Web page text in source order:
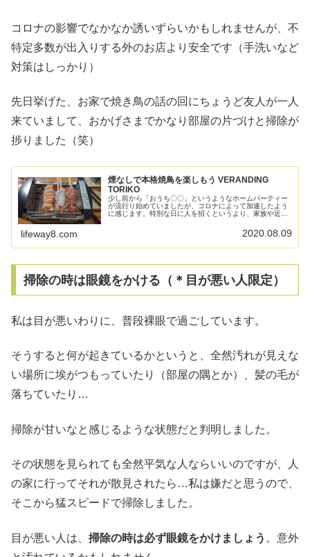
コロナの影響でなかなか誘いずらいかもしれませんが、不
特定多数が出入りする外のお店より安全です（手洗いなど
対策はしっかり）
先日挙げた、お家で焼き鳥の話の回にちょうど友人が一人
来ていまして、おかげさまでかなり部屋の片づけと掃除が
捗りました（笑）
煙なしで本格焼鳥を楽しもう VERANDING
TORIKO
少し前から「おうち〇〇」というようなホームパーティー
が流行り始めていましたが、コロナによって加速したよう
に感じます。特別な日に人を招くというより、家族や近し
lifeway8.com 2020.08.09
掃除の時は眼鏡をかける（＊目が悪い人限定）
私は目が悪いわりに、普段裸眼で過ごしています。
そうすると何が起きているかというと、全然汚れが見えな
い場所に埃がつもっていたり（部屋の隅とか）、髪の毛が
落ちていたり…
掃除が甘いなと感じるような状態だと判明しました。
その状態を見られても全然平気な人ならいいのですが、人
の家に行ってそれが散見されたら…私は嫌だと思うので、
そこから猛スピードで掃除しました。
目が悪い人は、 掃除の時は必ず眼鏡をかけましょう 。意外